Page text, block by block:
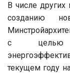
В числе
созданию
с целью
текущем году